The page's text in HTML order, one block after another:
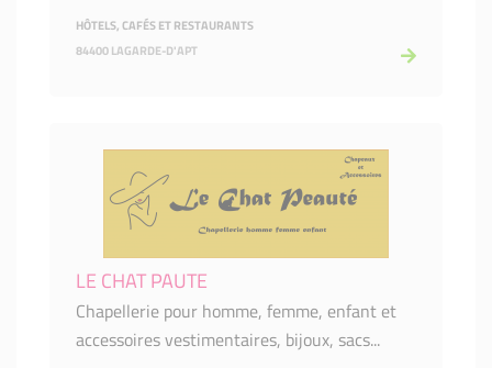
HÔTELS, CAFÉS ET RESTAURANTS
84400 LAGARDE-D'APT
LE CHAT PAUTE
Chapellerie pour homme, femme, enfant et
accessoires vestimentaires, bijoux, sacs...